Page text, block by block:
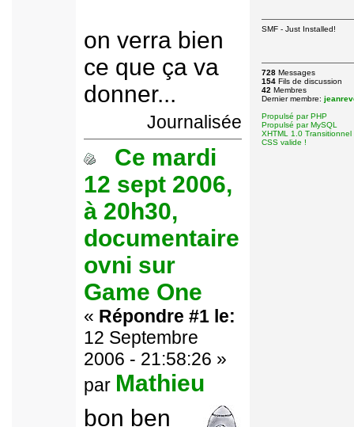
on verra bien
ce que ça va
donner...
Journalisée
Ce mardi
12 sept 2006,
à 20h30,
documentaire
ovni sur
Game One
« Répondre #1 le:
12 Septembre
2006 - 21:58:26 »
par Mathieu
bon ben
SMF - Just Installed!
728 Messages
154 Fils de discussion
42 Membres
Dernier membre:
Propulsé par PHP
Propulsé par MySQL
XHTML 1.0 Transitionnel
CSS valide !